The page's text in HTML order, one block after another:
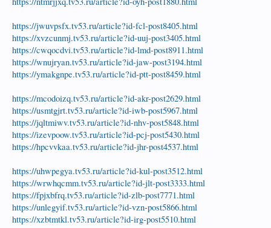
https://jwuvpsfx.tv53.ru/article?id-fcl-post8405.html
https://xvzcunmj.tv53.ru/article?id-uuj-post3405.html
https://cwqocdvi.tv53.ru/article?id-lmd-post8911.html
https://wnujryan.tv53.ru/article?id-jaw-post3194.html
https://ymakgnpe.tv53.ru/article?id-ptt-post8459.html
https://mcodoizq.tv53.ru/article?id-akr-post2629.html
https://usmtgjrt.tv53.ru/article?id-iwb-post5967.html
https://jqltmiwv.tv53.ru/article?id-nhv-post5848.html
https://izevpoow.tv53.ru/article?id-pcj-post5430.html
https://hpcvvkaa.tv53.ru/article?id-jhr-post4537.html
https://uhwpegya.tv53.ru/article?id-kul-post3512.html
https://wrwhqcmm.tv53.ru/article?id-jlt-post3333.html
https://fpjxbfrq.tv53.ru/article?id-zlb-post7771.html
https://unlegyif.tv53.ru/article?id-vzn-post5866.html
https://xzbtmtkl.tv53.ru/article?id-irg-post5510.html